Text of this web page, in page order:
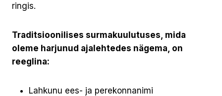
ringis.
Traditsioonilises surmakuulutuses, mida
oleme harjunud ajalehtedes nägema, on
reeglina:
Lahkunu ees- ja perekonnanimi